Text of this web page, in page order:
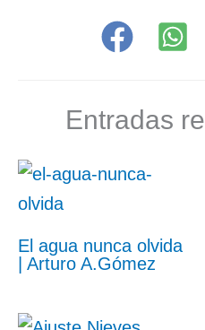
Entradas
El agua nunca olvida
| Arturo A.Gómez